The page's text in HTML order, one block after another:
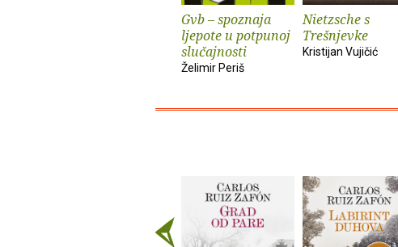
Gvb – spoznaja
ljepote u potpunoj
slučajnosti
Želimir Periš
Nietzsche s
Trešnjevke
Kristijan Vujičić